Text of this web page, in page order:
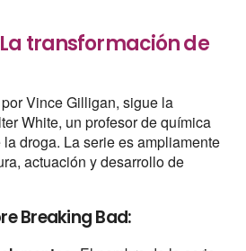
transformación de
Vince Gilligan, sigue la
White, un profesor de química
droga. La serie es ampliamente
actuación y desarrollo de
Breaking Bad: